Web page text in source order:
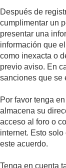
Después de
cumplimentar un
presentar una
información que
como inexacta o
previo aviso. En
sanciones que se
Por favor tenga
almacena su
acceso al foro o
internet. Esto
este acuerdo.
Tenga en cuenta